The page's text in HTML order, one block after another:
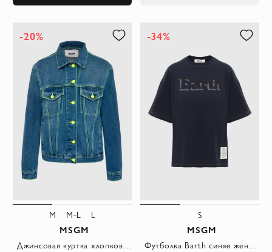
-20%
M M-L L
MSGM
Джинсовая куртка хлопковая женская с акцентной фурнитурой лимонного цвета
-34%
S
MSGM
Футболка Barth синяя женская из хлопка